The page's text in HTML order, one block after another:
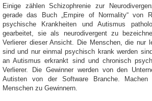
Einige zählen Schizophrenie zur
gerade das Buch „Empire of Normality“ von
psychische Krankheiten und Autismus
gearbeitet, sie als neurodivergent zu
Verlierer dieser Ansicht. Die Menschen, die nur
sind und nur einmal psychisch krank werden
an Autismus erkrankt sind und chronisch
Verlierer. Die Gewinner werden von den
Autisten von der Software Branche. Machen
Menschen zu Gewinnern.